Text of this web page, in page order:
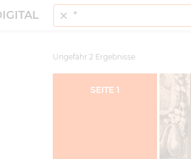
Suche
Ungefähr 2 Ergebnisse
SEITE 1